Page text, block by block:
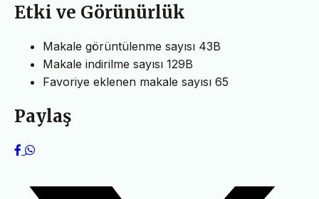
Etki ve Görünürlük
Makale görüntülenme sayısı 43B
Makale indirilme sayısı 129B
Favoriye eklenen makale sayısı 65
Paylaş